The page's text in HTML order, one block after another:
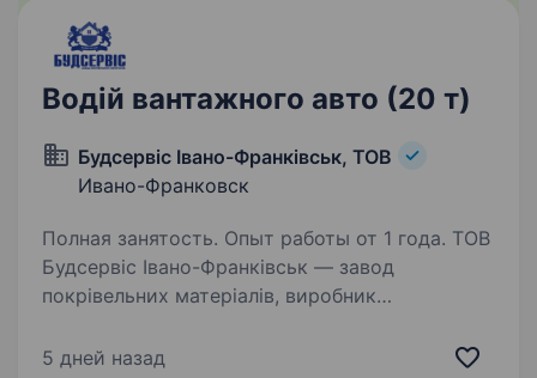
Водій вантажного авто (20 т)
Будсервіс Івано-Франківськ, ТОВ
Ивано-Франковск
Полная занятость. Опыт работы от 1 года. ТОВ
Будсервіс Івано-Франківськ — завод
покрівельних матеріалів, виробник
на українському ринку з 2005 року запрошує
5 дней назад